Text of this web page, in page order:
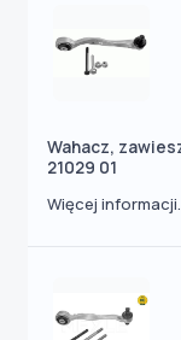
Wahacz,
21029 01
Więcej